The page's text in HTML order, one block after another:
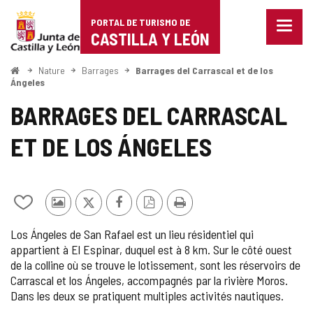
Portal
de
Turismo
de
Castilla
PORTAL DE TURISMO DE
CASTILLA Y LEÓN
Menu
<
Accueil
Nature Barrages
Barrages del Carrascal et de los
Ángeles
BARRAGES DEL CARRASCAL
ET DE LOS ÁNGELES
Ajouter/retirer
contenu
de
cahiers
Photos
touristes
X FacebookVersionImprimer
Los Ángeles de San Rafael est un lieu résidentiel qui
appartient à El Espinar, duquel est à 8 km. Sur le côté ouest
de la colline où se trouve le lotissement, sont les réservoirs de
Carrascal et los Ángeles, accompagnés par la rivière Moros.
Dans les deux se pratiquent multiples activités nautiques.